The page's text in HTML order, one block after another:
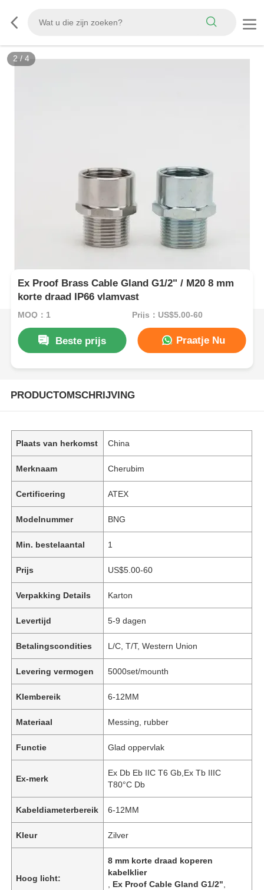
2 / 4
Ex Proof Brass Cable Gland G1/2" / M20 8 mm
korte draad IP66 vlamvast
MOQ：1 Prijs：US$5.00-60
Beste prijs Praatje Nu
PRODUCTOMSCHRIJVING
Plaats van herkomst China
Merknaam Cherubim
Certificering ATEX
Modelnummer BNG
Min. bestelaantal 1
Prijs US$5.00-60
Verpakking Details Karton
Levertijd 5-9 dagen
Betalingscondities L/C, T/T, Western Union
Levering vermogen 5000set/mounth
Klembereik 6-12MM
Materiaal Messing, rubber
Functie Glad oppervlak
Ex-merk
Ex Db Eb IIC T6 Gb,Ex Tb IIIC
T80°C Db
Kabeldiameterbereik 6-12MM
Kleur Zilver
Hoog licht:
8 mm korte draad koperen
kabelklier
Ex Proof Cable Gland G1/2"